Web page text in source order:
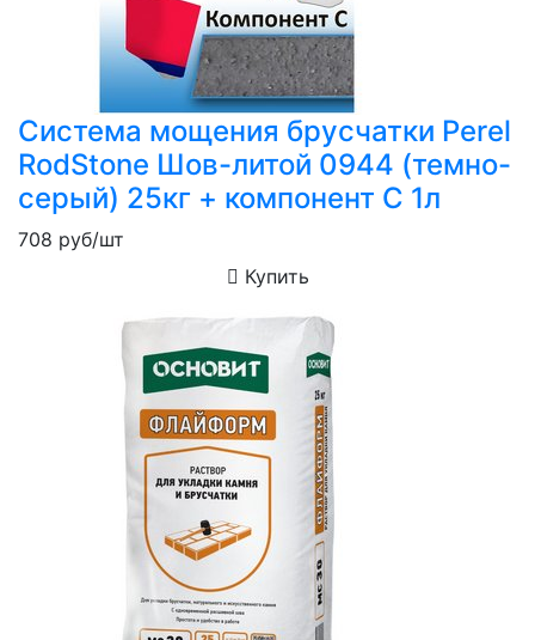
Система мощения брусчатки Perel
RodStone Шов-литой 0944 (темно-
серый) 25кг + компонент C 1л
708 руб/шт
Купить